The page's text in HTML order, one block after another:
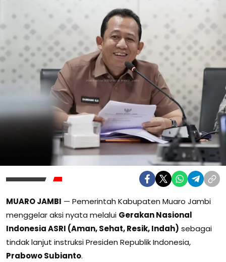
MUARO JAMBI — Pemerintah Kabupaten Muaro Jambi
menggelar aksi nyata melalui Gerakan Nasional
Indonesia ASRI (Aman, Sehat, Resik, Indah) sebagai
tindak lanjut instruksi Presiden Republik Indonesia,
Prabowo Subianto.